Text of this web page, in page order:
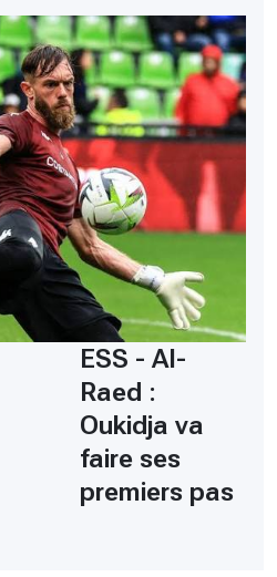
ESS - Al-
Raed :
Oukidja va
faire ses
premiers pas